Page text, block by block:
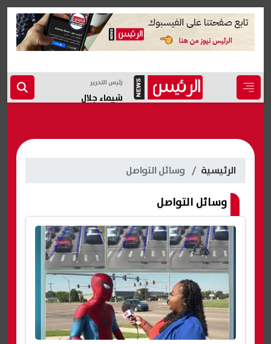
رئيس التحرير
شيماء جلال
الرئيسية وسائل التواصل
وسائل التواصل